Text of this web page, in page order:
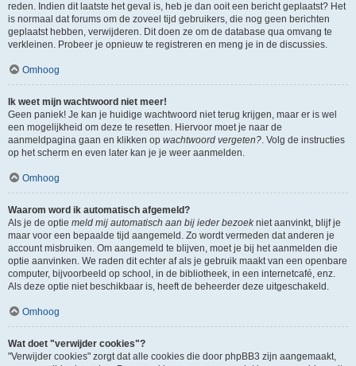
reden. Indien dit laatste het geval is, heb je dan ooit een bericht geplaatst? Het
is normaal dat forums om de zoveel tijd gebruikers, die nog geen berichten
geplaatst hebben, verwijderen. Dit doen ze om de database qua omvang te
verkleinen. Probeer je opnieuw te registreren en meng je in de discussies.
Omhoog
Ik weet mijn wachtwoord niet meer!
Geen paniek! Je kan je huidige wachtwoord niet terug krijgen, maar er is wel
een mogelijkheid om deze te resetten. Hiervoor moet je naar de
aanmeldpagina gaan en klikken op wachtwoord vergeten?. Volg de instructies
op het scherm en even later kan je je weer aanmelden.
Omhoog
Waarom word ik automatisch afgemeld?
Als je de optie meld mij automatisch aan bij ieder bezoekniet aanvinkt, blijf je
maar voor een bepaalde tijd aangemeld. Zo wordt vermeden dat anderen je
account misbruiken. Om aangemeld te blijven, moet je bij het aanmelden die
optie aanvinken. We raden dit echter af als je gebruik maakt van een openbare
computer, bijvoorbeeld op school, in de bibliotheek, in een internetcafé, enz.
Als deze optie niet beschikbaar is, heeft de beheerder deze uitgeschakeld.
Omhoog
Wat doet "verwijder cookies"?
"Verwijder cookies" zorgt dat alle cookies die door phpBB3 zijn aangemaakt,